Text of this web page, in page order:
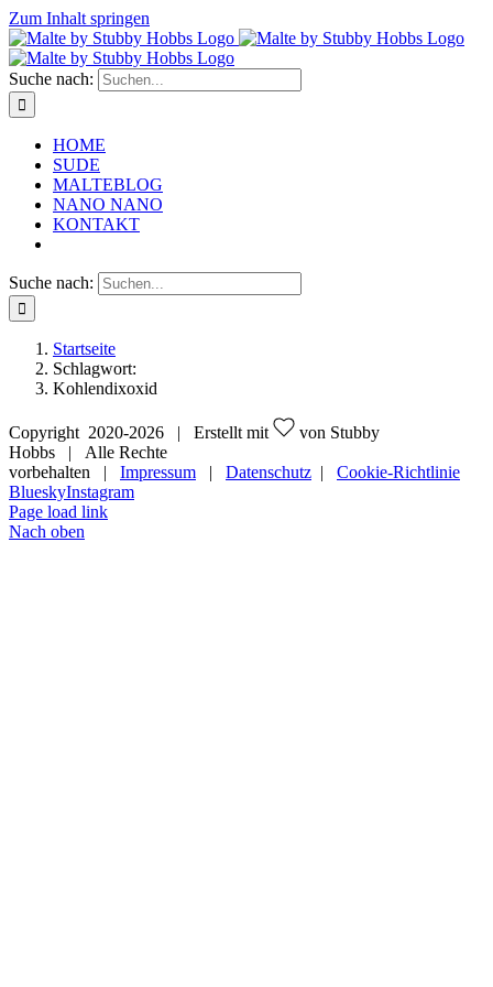
Zum Inhalt springen
Suche nach:
HOME
SUDE
MALTEBLOG
NANO NANO
KONTAKT
Suche nach:
Startseite
Schlagwort:
Kohlendixoxid
Copyright 2020-2026 | Erstellt mit
von Stubby
Hobbs | Alle Rechte
vorbehalten | Impressum | Datenschutz | Cookie-Richtlinie
BlueskyInstagram
Page load link
Nach oben